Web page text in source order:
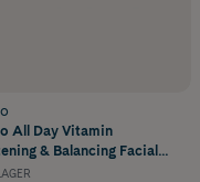
All Day Vitamin
& Balancing Facial